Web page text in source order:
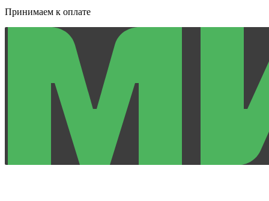
Принимаем к оплате